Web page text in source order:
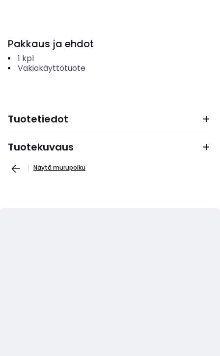
Pakkaus ja ehdot
1 kpl
Vakiokäyttötuote
Tuotetiedot
Tuotekuvaus
Näytä murupolku